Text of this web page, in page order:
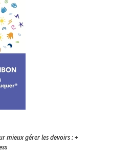
mieux gérer les devoirs : +